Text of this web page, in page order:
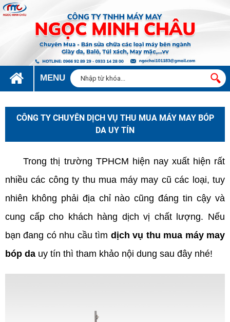
MENU
CÔNG TY CHUYÊN DỊCH VỤ THU MUA MÁY MAY BÓP
DA UY TÍN
Trong thị trường TPHCM hiện nay xuất hiện rất
nhiều các công ty thu mua máy may cũ các loại, tuy
nhiên không phải địa chỉ nào cũng đáng tin cậy và
cung cấp cho khách hàng dịch vị chất lượng. Nếu
bạn đang có nhu cầu tìm dịch vụ thu mua máy may
bóp da uy tín thì tham khảo nội dung sau đây nhé!